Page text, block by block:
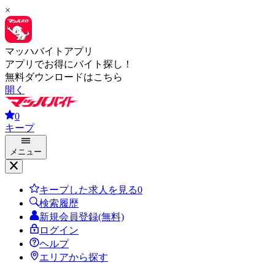
×
マッハバイトアプリ
アプリでお得にバイト探し！
無料ダウンロードはこちら
開く
0
キープ
メニュー
キープした求人を見る0
検索履歴
新規会員登録(無料)
ログイン
ヘルプ
エリアから探す